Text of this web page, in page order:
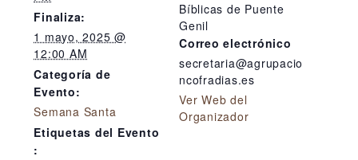
Finaliza:
1 mayo, 2025 @
12:00 AM
Categoría de
Evento:
Semana Santa
Etiquetas del Evento
:
Bíblicas de Puente
Genil
Correo electrónico
secretaria@agrupacio
ncofradias.es
Ver Web del
Organizador